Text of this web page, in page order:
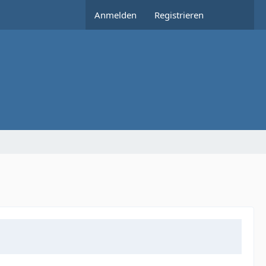
Anmelden Registrieren